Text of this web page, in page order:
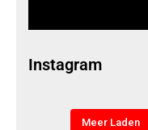
Instagram
Meer Laden